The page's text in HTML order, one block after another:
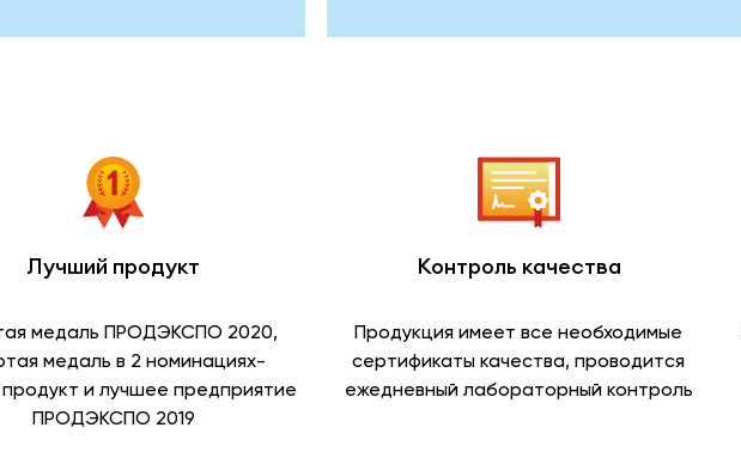
Лучший продукт
медаль ПРОДЭКСПО 2020,
медаль в 2 номинациях-
и лучшее предприятие
ПРОДЭКСПО 2019
Контроль качества
Продукция имеет все необходимые
сертификаты качества, проводится
ежедневный лабораторный контроль